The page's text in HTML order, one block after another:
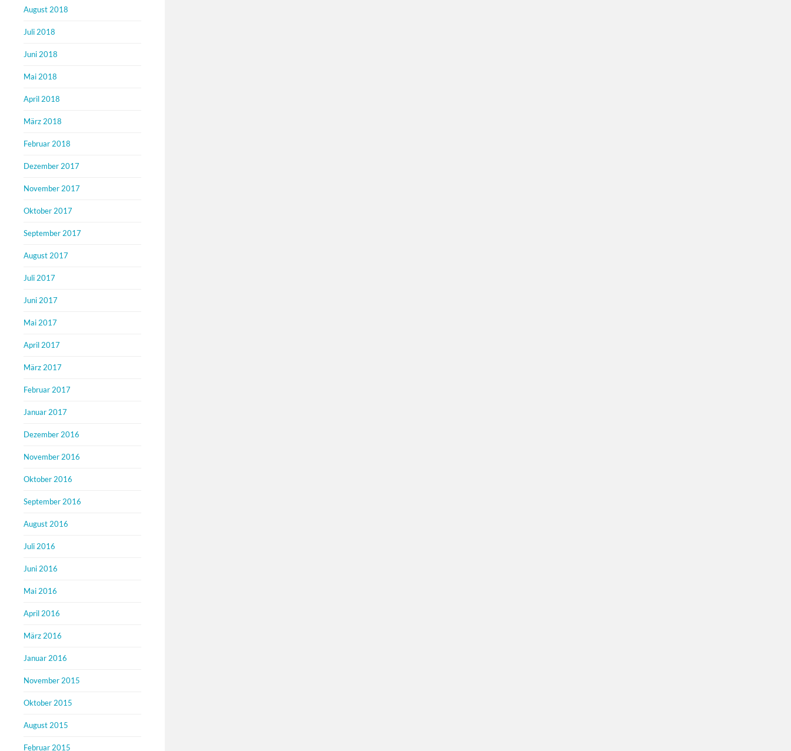
August 2018
Juli 2018
Juni 2018
Mai 2018
April 2018
März 2018
Februar 2018
Dezember 2017
November 2017
Oktober 2017
September 2017
August 2017
Juli 2017
Juni 2017
Mai 2017
April 2017
März 2017
Februar 2017
Januar 2017
Dezember 2016
November 2016
Oktober 2016
September 2016
August 2016
Juli 2016
Juni 2016
Mai 2016
April 2016
März 2016
Januar 2016
November 2015
Oktober 2015
August 2015
Februar 2015